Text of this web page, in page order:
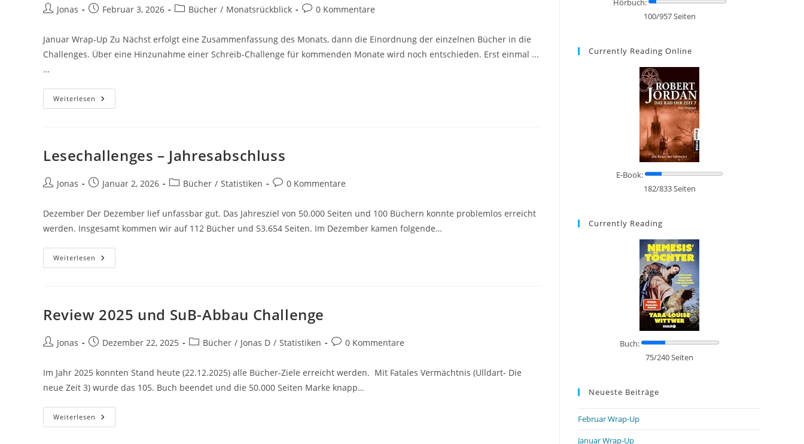
Jonas Februar 3, 2026 Bücher / Monatsrückblick 0 Kommentare
Januar Wrap-Up Zu Nächst erfolgt eine Zusammenfassung des Monats, dann die Einordnung der einzelnen Bücher in die
Challenges. Über eine Hinzunahme einer Schreib-Challenge für kommenden Monate wird noch entschieden. Erst einmal ...
…
Weiterlesen
Lesechallenges – Jahresabschluss
Jonas Januar 2, 2026 Bücher / Statistiken 0 Kommentare
Dezember Der Dezember lief unfassbar gut. Das Jahresziel von 50.000 Seiten und 100 Büchern konnte problemlos erreicht
werden. Insgesamt kommen wir auf 112 Bücher und 53.654 Seiten. Im Dezember kamen folgende…
Weiterlesen
Review 2025 und SuB-Abbau Challenge
Jonas Dezember 22, 2025 Bücher / Jonas D / Statistiken 0 Kommentare
Im Jahr 2025 konnten Stand heute (22.12.2025) alle Bücher-Ziele erreicht werden. Mit Fatales Vermächtnis (Ulldart- Die
neue Zeit 3) wurde das 105. Buch beendet und die 50.000 Seiten Marke knapp…
Weiterlesen
Hörbuch:
100/957 Seiten
Currently Reading Online
E-Book:
182/833 Seiten
Currently Reading
Buch:
75/240 Seiten
Neueste Beiträge
Februar Wrap-Up
Januar Wrap-Up